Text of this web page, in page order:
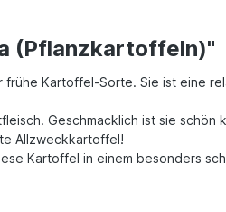
(Pflanzkartoffeln)"
Kartoffel-Sorte. Sie ist eine
Geschmacklich ist sie
Allzweckkartoffel!
Kartoffel in einem besonders